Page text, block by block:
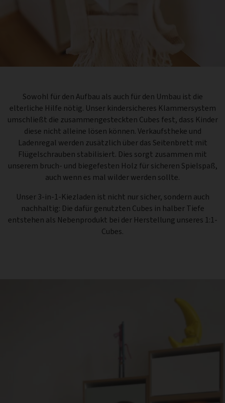
Sowohl für den Aufbau als auch für den Umbau ist die
elterliche Hilfe nötig. Unser kindersicheres Klammersystem
umschließt die zusammengesteckten Cubes fest, dass Kinder
diese nicht alleine lösen können. Verkaufstheke und
Ladenregal werden zusätzlich über das Seitenbrett mit
Flügelschrauben stabilisiert. Dies sorgt zusammen mit
unserem bruch- und biegefesten Holz für sicheren Spielspaß,
auch wenn es mal wilder werden sollte.
Unser 3-in-1-Kiezladen ist nicht nur sicher, sondern auch
nachhaltig: Die dafür genutzten Cubes in halber Tiefe
entstehen als Nebenprodukt bei der Herstellung unseres 1:1-
Cubes.